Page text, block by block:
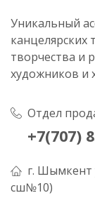
Уникальный
канцелярских
творчества и
художников и
Отдел
+7(707)
г. Шымкент
сш№10)